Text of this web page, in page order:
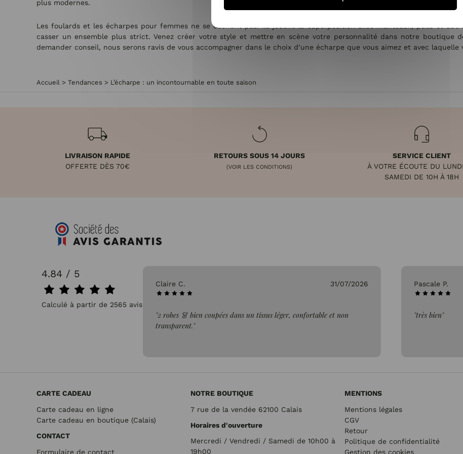
plus modernes.
Les foulards et les écharpes pour femmes ne se cachent pas. Ils jouent la superposition avec manteaux, pulls et
casser un ensemble plus strict. Venez créer votre style et mettre en scène votre personnalité dans notre boutique
demander conseil, nous serons ravis de vous accompagner dans le choix d’une écharpe que vous aimez et avec laquelle
Accueil > Tendances > L’écharpe : un incontournable en toute saison
LIVRAISON RAPIDE
OFFERTE DÈS 70€
RETOURS SOUS 14 JOURS
(VOIR LES CONDITIONS)
SERVICE CLIENT
À VOTRE ÉCOUTE DU
SAMEDI DE 10H À 18H
4.84 / 5
Calculé à partir de 2565 avis.
31/07/2026 Claire C. 31/07/2026
"2 robes 👗 bien coupées dans un tissus léger, confortable et non
transparent."
Pascale P.
"très bien"
CARTE CADEAU
Carte cadeau en ligne
Carte cadeau en boutique (Calais)
CONTACT
Formulaire de contact
NOTRE BOUTIQUE
7 rue de la vendée 62100 Calais
Horaires d'ouverture
Mercredi / Vendredi / Samedi de 10h00 à
19h00
MENTIONS
Mentions légales
CGV
Retour
Politique de confidentialité
Gestion des cookies